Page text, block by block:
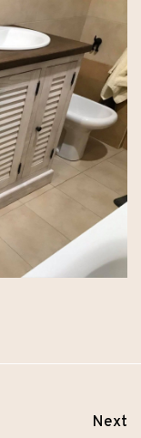
Next